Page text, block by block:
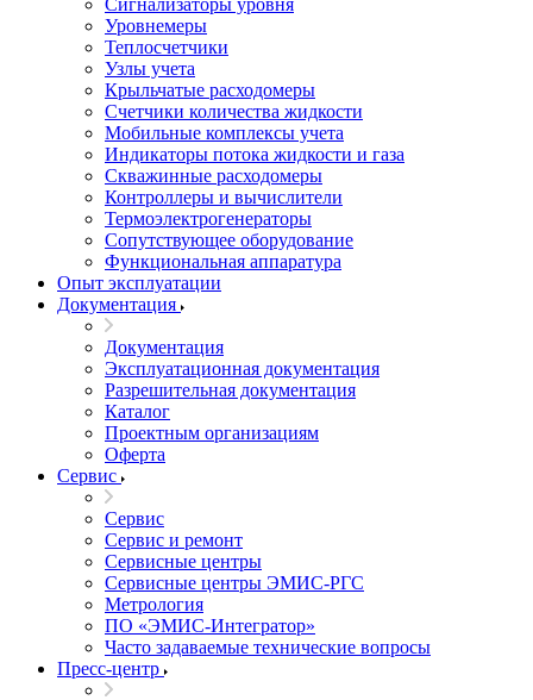
Сигнализаторы уровня
Уровнемеры
Теплосчетчики
Узлы учета
Крыльчатые расходомеры
Счетчики количества жидкости
Мобильные комплексы учета
Индикаторы потока жидкости и газа
Скважинные расходомеры
Контроллеры и вычислители
Термоэлектрогенераторы
Сопутствующее оборудование
Функциональная аппаратура
Опыт эксплуатации
Документация
Документация
Эксплуатационная документация
Разрешительная документация
Каталог
Проектным организациям
Оферта
Сервис
Сервис
Сервис и ремонт
Сервисные центры
Сервисные центры ЭМИС-РГС
Метрология
ПО «ЭМИС-Интегратор»
Часто задаваемые технические вопросы
Пресс-центр